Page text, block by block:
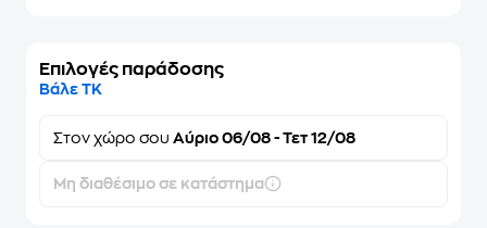
Επιλογές παράδοσης
Βάλε ΤΚ
Στον χώρο σου Αύριο 06/08 - Τετ 12/08
Μη διαθέσιμο σε κατάστημα